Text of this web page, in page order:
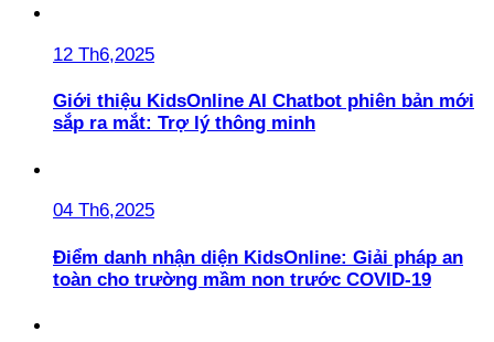
12 Th6,2025
Giới thiệu KidsOnline AI Chatbot phiên bản mới
sắp ra mắt: Trợ lý thông minh
04 Th6,2025
Điểm danh nhận diện KidsOnline: Giải pháp an
toàn cho trường mầm non trước COVID-19